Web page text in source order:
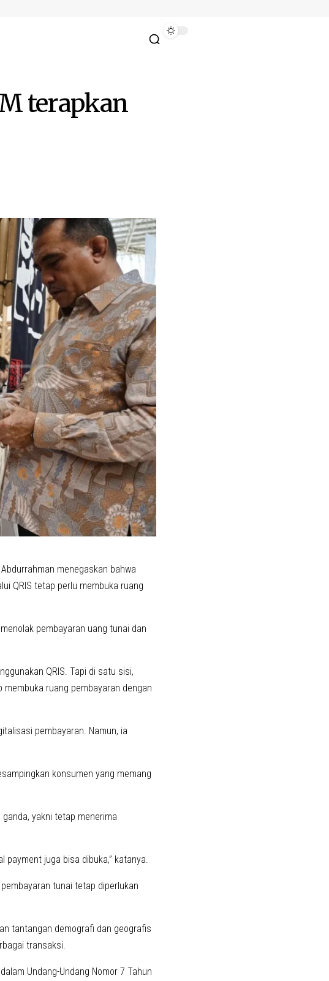
terapkan
menegaskan bahwa
QRIS tetap perlu membuka ruang
pembayaran uang tunai dan
QRIS. Tapi di satu sisi,
ruang pembayaran dengan
pembayaran. Namun, ia
konsumen yang memang
yakni tetap menerima
juga bisa dibuka,” katanya.
tunai tetap diperlukan
tantangan demografi dan geografis
transaksi.
Undang-Undang Nomor 7 Tahun